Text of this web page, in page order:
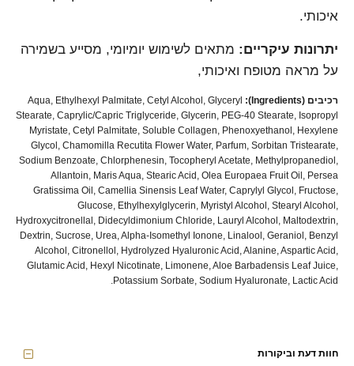
איכותי.
יתרונות עיקריים: מתאים לשימוש יומיומי, מסייע בשמירה
על מראה מטופח ואיכותי,
רכיבים (Ingredients):
Aqua, Ethylhexyl Palmitate, Cetyl Alcohol, Glyceryl
Stearate, Caprylic/Capric Triglyceride, Glycerin, PEG-40 Stearate, Isopropyl
Myristate, Cetyl Palmitate, Soluble Collagen, Phenoxyethanol, Hexylene
Glycol, Chamomilla Recutita Flower Water, Parfum, Sorbitan Tristearate,
Sodium Benzoate, Chlorphenesin, Tocopheryl Acetate, Methylpropanediol,
Allantoin, Maris Aqua, Stearic Acid, Olea Europaea Fruit Oil, Persea
Gratissima Oil, Camellia Sinensis Leaf Water, Caprylyl Glycol, Fructose,
Glucose, Ethylhexylglycerin, Myristyl Alcohol, Stearyl Alcohol,
Hydroxycitronellal, Didecyldimonium Chloride, Lauryl Alcohol, Maltodextrin,
Dextrin, Sucrose, Urea, Alpha-Isomethyl Ionone, Linalool, Geraniol, Benzyl
Alcohol, Citronellol, Hydrolyzed Hyaluronic Acid, Alanine, Aspartic Acid,
Glutamic Acid, Hexyl Nicotinate, Limonene, Aloe Barbadensis Leaf Juice,
Potassium Sorbate, Sodium Hyaluronate, Lactic Acid.
חוות דעת וביקורות